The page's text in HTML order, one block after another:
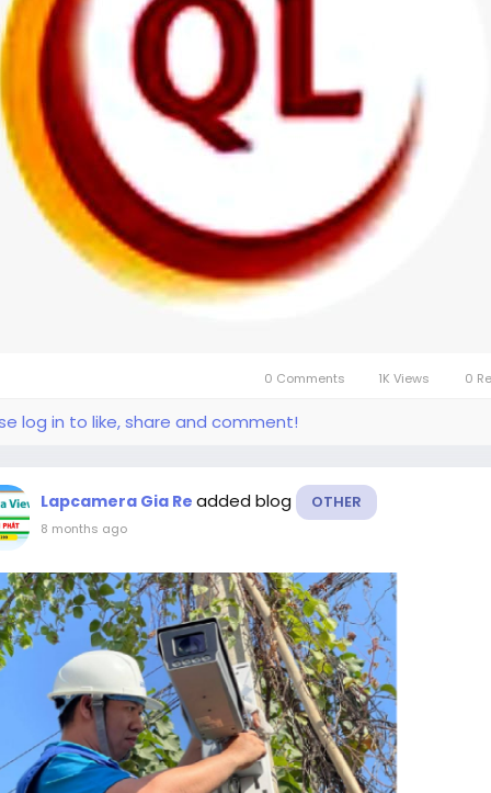
0 Comments 1K Views 0
log in to like, share and comment!
Lapcamera Gia Re added blog OTHER
8 months ago